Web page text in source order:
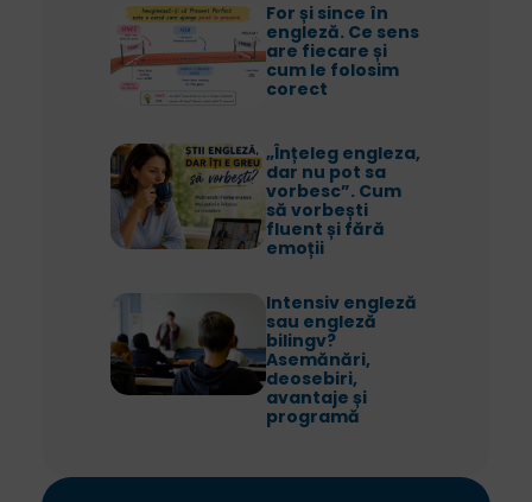
For și since în
engleză. Ce sens
are fiecare și
cum le folosim
corect
„Înțeleg engleza,
dar nu pot sa
vorbesc”. Cum
să vorbești
fluent și fără
emoții
Intensiv engleză
sau engleză
bilingv?
Asemănări,
deosebiri,
avantaje și
programă